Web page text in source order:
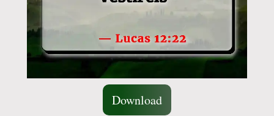
Download